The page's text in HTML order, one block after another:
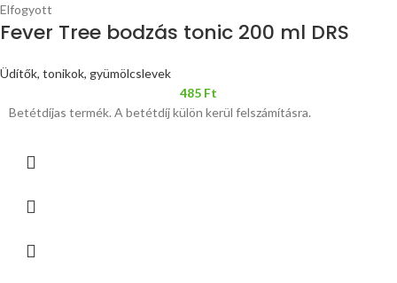
Elfogyott
Fever Tree bodzás tonic 200 ml DRS
Üdítők, tonikok, gyümölcslevek
485 Ft
Betétdíjas termék. A betétdíj külön kerül felszámításra.